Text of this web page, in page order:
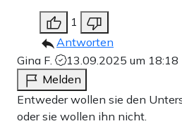
1
Antworten
Gina F.
13.09.2025 um 18:18
Melden
Entweder wollen sie den
oder sie wollen ihn nicht.